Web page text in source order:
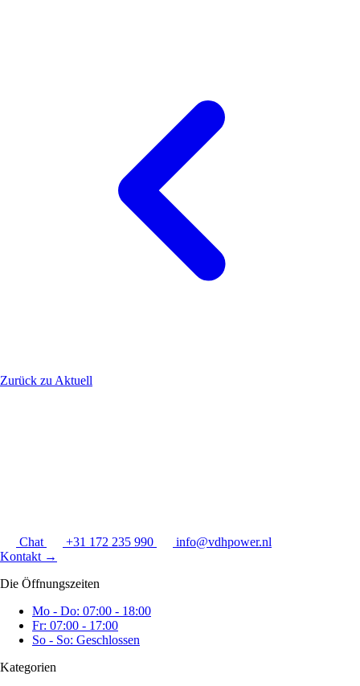
Zurück zu Aktuell
Chat +31 172 235 990
info@vdhpower.nl
Kontakt →
Die Öffnungszeiten
Mo - Do: 07:00 - 18:00
Fr: 07:00 - 17:00
So - So: Geschlossen
Kategorien